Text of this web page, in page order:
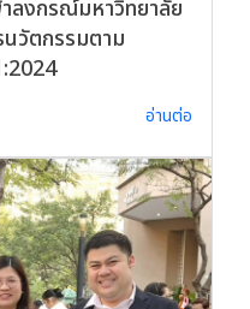
ลงกรณ์มหาวิทยาลัย
นวัตกรรมตาม
อ่านต่อ